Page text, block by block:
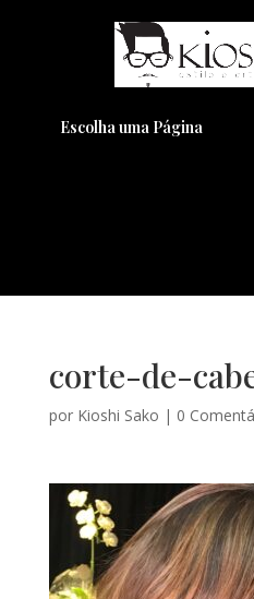
Escolha uma Página
corte-de-
por Kioshi Sako | 0
Pensando em